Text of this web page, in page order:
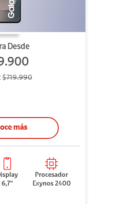
Desde
$719.990
más
6,7"
Procesador
Exynos 2400